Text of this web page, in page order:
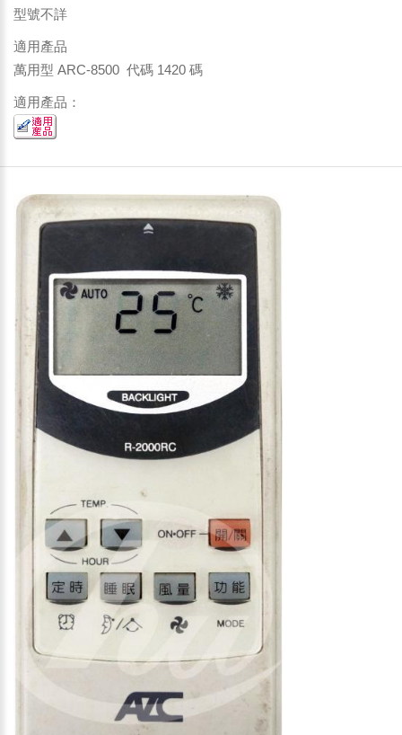
型號不詳
適用產品
萬用型 ARC-8500 代碼 1420 碼
適用產品：